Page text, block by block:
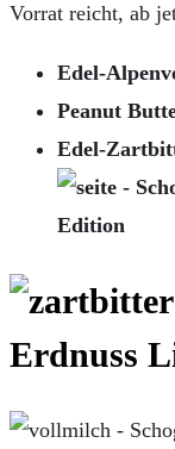
Vorrat reicht, ab
Edel-
Peanut
Edel-